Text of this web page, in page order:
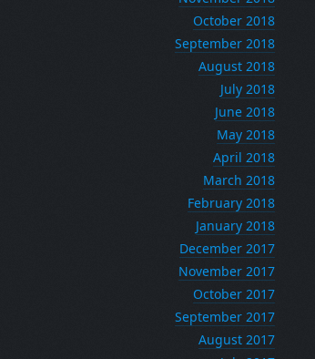
October 2018
September 2018
August 2018
July 2018
June 2018
May 2018
April 2018
March 2018
February 2018
January 2018
December 2017
November 2017
October 2017
September 2017
August 2017